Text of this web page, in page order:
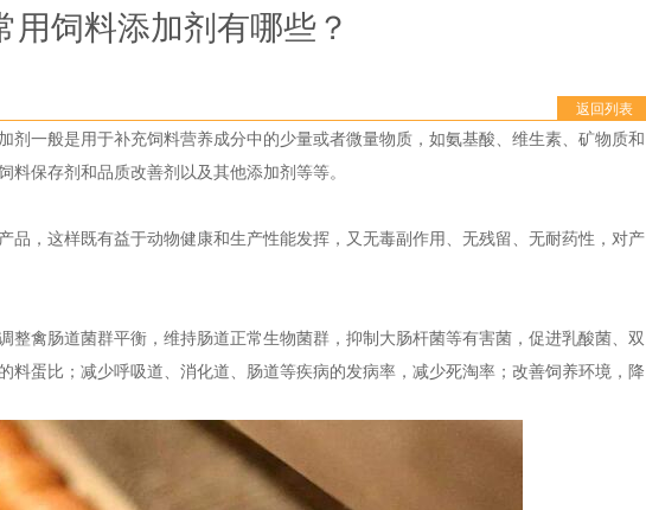
用饲料添加剂有哪些？
返回列表
一般是用于补充饲料营养成分中的少量或者微量物质，如氨基酸、维生素、矿物质和
保存剂和品质改善剂以及其他添加剂等等。
，这样既有益于动物健康和生产性能发挥，又无毒副作用、无残留、无耐药性，对产
禽肠道菌群平衡，维持肠道正常生物菌群，抑制大肠杆菌等有害菌，促进乳酸菌、双
蛋比；减少呼吸道、消化道、肠道等疾病的发病率，减少死淘率；改善饲养环境，降